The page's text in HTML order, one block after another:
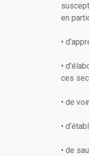
en
•
•
ces
• de
•
• de